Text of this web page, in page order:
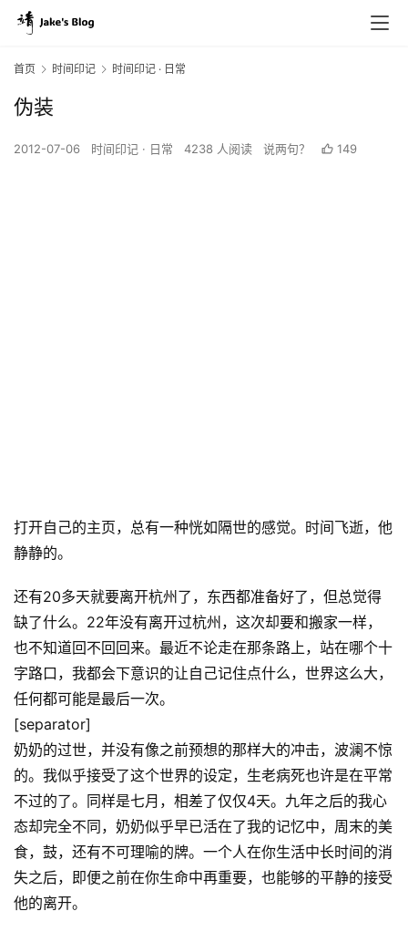
首页 时间印记 时间印记 · 日常
伪装
2012-07-06 时间印记 · 日常 4238 人阅读 说两句？ 149
打开自己的主页，总有一种恍如隔世的感觉。时间飞逝，他
静静的。
还有20多天就要离开杭州了，东西都准备好了，但总觉得
缺了什么。22年没有离开过杭州，这次却要和搬家一样，
也不知道回不回回来。最近不论走在那条路上，站在哪个十
字路口，我都会下意识的让自己记住点什么，世界这么大，
任何都可能是最后一次。
[separator]
奶奶的过世，并没有像之前预想的那样大的冲击，波澜不惊
的。我似乎接受了这个世界的设定，生老病死也许是在平常
不过的了。同样是七月，相差了仅仅4天。九年之后的我心
态却完全不同，奶奶似乎早已活在了我的记忆中，周末的美
食，鼓，还有不可理喻的牌。一个人在你生活中长时间的消
失之后，即便之前在你生命中再重要，也能够的平静的接受
他的离开。